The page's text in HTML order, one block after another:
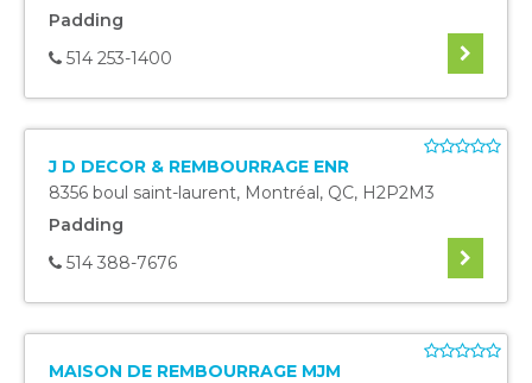
Padding
514 253-1400
J D DECOR & REMBOURRAGE ENR
8356 boul saint-laurent, Montréal, QC, H2P2M3
Padding
514 388-7676
MAISON DE REMBOURRAGE MJM